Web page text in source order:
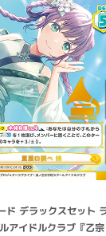
ド デラックスセット
アイドルクラブ『乙宗